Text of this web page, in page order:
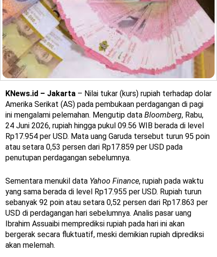
KNews.id – Jakarta – Nilai tukar (kurs) rupiah terhadap dolar
Amerika Serikat (AS) pada pembukaan perdagangan di pagi
ini mengalami pelemahan. Mengutip data Bloomberg, Rabu,
24 Juni 2026, rupiah hingga pukul 09.56 WIB berada di level
Rp17.954 per USD. Mata uang Garuda tersebut turun 95 poin
atau setara 0,53 persen dari Rp17.859 per USD pada
penutupan perdagangan sebelumnya.
Sementara menukil data Yahoo Finance, rupiah pada waktu
yang sama berada di level Rp17.955 per USD. Rupiah turun
sebanyak 92 poin atau setara 0,52 persen dari Rp17.863 per
USD di perdagangan hari sebelumnya. Analis pasar uang
Ibrahim Assuaibi memprediksi rupiah pada hari ini akan
bergerak secara fluktuatif, meski demikian rupiah diprediksi
akan melemah.